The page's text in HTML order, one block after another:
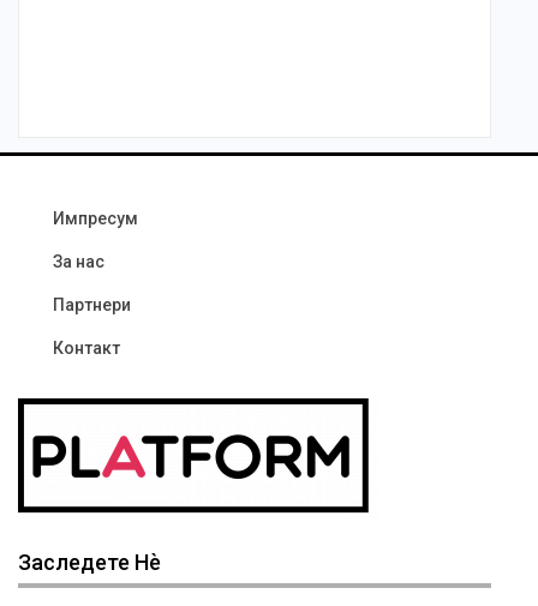
Импресум
За нас
Партнери
Контакт
Заследете Нѐ